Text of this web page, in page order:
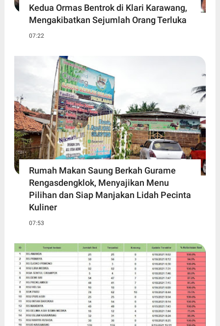
Kedua Ormas Bentrok di Klari Karawang,
Mengakibatkan Sejumlah Orang Terluka
07:22
Rumah Makan Saung Berkah Gurame
Rengasdengklok, Menyajikan Menu
Pilihan dan Siap Manjakan Lidah Pecinta
Kuliner
07:53